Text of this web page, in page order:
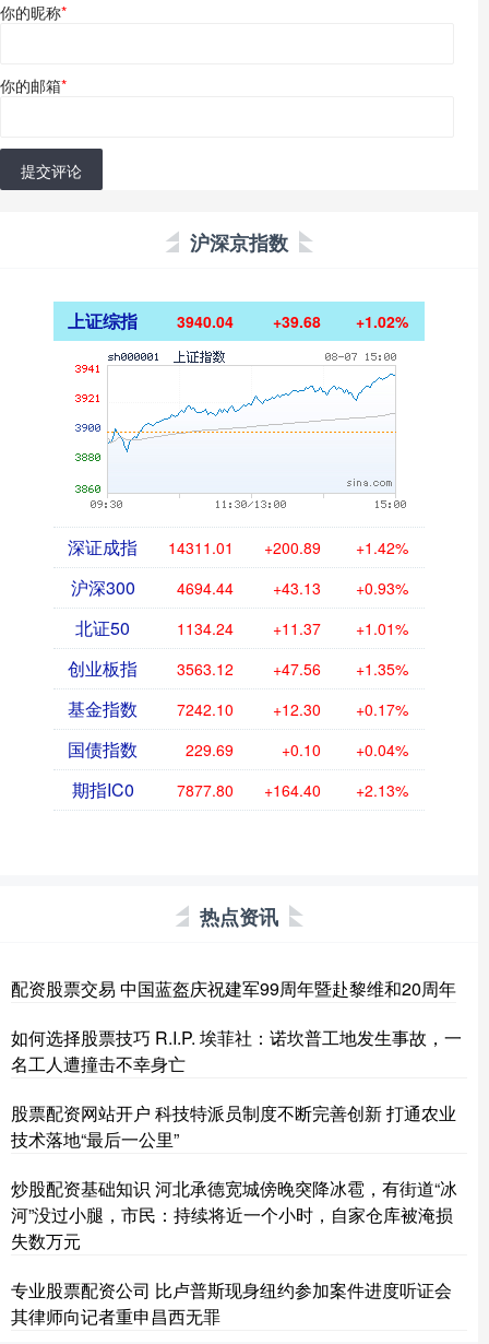
你的昵称*
你的邮箱*
提交评论
沪深京指数
上证综指 3940.04 +39.68 +1.02%
深证成指 14311.01 +200.89 +1.42%
沪深300 4694.44 +43.13 +0.93%
北证50 1134.24 +11.37 +1.01%
创业板指 3563.12 +47.56 +1.35%
基金指数 7242.10 +12.30 +0.17%
国债指数 229.69 +0.10 +0.04%
期指IC0 7877.80 +164.40 +2.13%
热点资讯
配资股票交易 中国蓝盔庆祝建军99周年暨赴黎维和20周年
如何选择股票技巧 R.I.P. 埃菲社：诺坎普工地发生事故，一
名工人遭撞击不幸身亡
股票配资网站开户 科技特派员制度不断完善创新 打通农业
技术落地“最后一公里”
炒股配资基础知识 河北承德宽城傍晚突降冰雹，有街道“冰
河”没过小腿，市民：持续将近一个小时，自家仓库被淹损
失数万元
专业股票配资公司 比卢普斯现身纽约参加案件进度听证会
其律师向记者重申昌西无罪